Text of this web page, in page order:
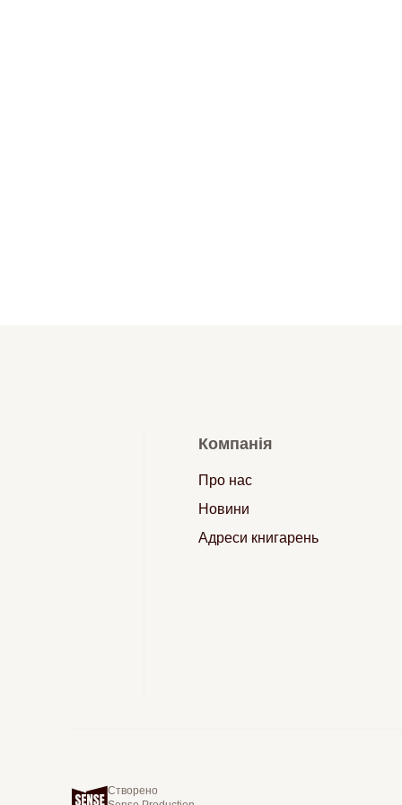
Компанія
Про нас
Новини
Адреси книгарень
Створено